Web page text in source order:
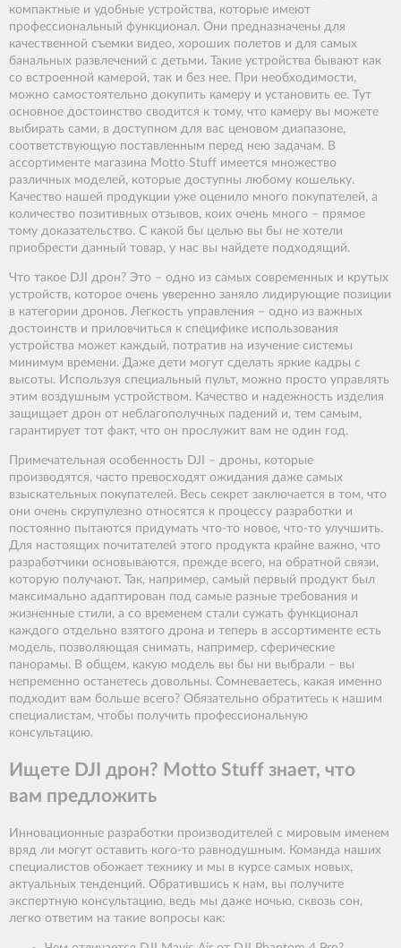
компактные и удобные устройства, которые имеют
профессиональный функционал. Они предназначены для
качественной съемки видео, хороших полетов и для самых
банальных развлечений с детьми. Такие устройства бывают как
со встроенной камерой, так и без нее. При необходимости,
можно самостоятельно докупить камеру и установить ее. Тут
основное достоинство сводится к тому, что камеру вы можете
выбирать сами, в доступном для вас ценовом диапазоне,
соответствующую поставленным перед нею задачам. В
ассортименте магазина Motto Stuff имеется множество
различных моделей, которые доступны любому кошельку.
Качество нашей продукции уже оценило много покупателей, а
количество позитивных отзывов, коих очень много – прямое
тому доказательство. С какой бы целью вы бы не хотели
приобрести данный товар, у нас вы найдете подходящий.
Что такое DJI дрон? Это – одно из самых современных и крутых
устройств, которое очень уверенно заняло лидирующие позиции
в категории дронов. Легкость управления – одно из важных
достоинств и приловчиться к специфике использования
устройства может каждый, потратив на изучение системы
минимум времени. Даже дети могут сделать яркие кадры с
высоты. Используя специальный пульт, можно просто управлять
этим воздушным устройством. Качество и надежность изделия
защищает дрон от неблагополучных падений и, тем самым,
гарантирует тот факт, что он прослужит вам не один год.
Примечательная особенность DJI – дроны, которые
производятся, часто превосходят ожидания даже самых
взыскательных покупателей. Весь секрет заключается в том, что
они очень скрупулезно относятся к процессу разработки и
постоянно пытаются придумать что-то новое, что-то улучшить.
Для настоящих почитателей этого продукта крайне важно, что
разработчики основываются, прежде всего, на обратной связи,
которую получают. Так, например, самый первый продукт был
максимально адаптирован под самые разные требования и
жизненные стили, а со временем стали сужать функционал
каждого отдельно взятого дрона и теперь в ассортименте есть
модель, позволяющая снимать, например, сферические
панорамы. В общем, какую модель вы бы ни выбрали – вы
непременно останетесь довольны. Сомневаетесь, какая именно
подходит вам больше всего? Обязательно обратитесь к нашим
специалистам, чтобы получить профессиональную
консультацию.
Ищете DJI дрон? Motto Stuff знает, что
вам предложить
Инновационные разработки производителей с мировым именем
вряд ли могут оставить кого-то равнодушным. Команда наших
специалистов обожает технику и мы в курсе самых новых,
актуальных тенденций. Обратившись к нам, вы получите
экспертную консультацию, ведь мы даже ночью, сквозь сон,
легко ответим на такие вопросы как: